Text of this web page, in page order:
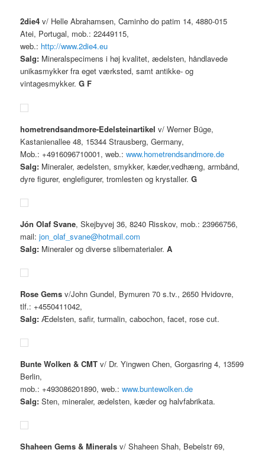
2die4 v/ Helle Abrahamsen, Caminho do patim 14, 4880-015
Atei, Portugal, mob.: 22449115,
web.: http://www.2die4.eu
Salg: Mineralspecimens i høj kvalitet, ædelsten, håndlavede
unikasmykker fra eget værksted, samt antikke- og
vintagesmykker.G F
hometrendsandmore-Edelsteinartikelv/ Werner Büge,
Kastanienallee 48, 15344 Strausberg, Germany,
Mob.: +4916096710001, web.:www.hometrendsandmore.de
Salg: Mineraler, ædelsten, smykker, kæder,vedhæng, armbånd,
dyre figurer, englefigurer, tromlesten og krystaller.G
Jón Olaf Svane, Skejbyvej 36, 8240 Risskov, mob.: 23966756,
mail:jon_olaf_svane@hotmail.com
Salg: Mineraler og diverse slibematerialer.A
Rose Gems v/John Gundel, Bymuren 70 s.tv., 2650 Hvidovre,
tlf.: +4550411042,
Salg: Ædelsten, safir, turmalin, cabochon, facet, rose cut.
Bunte Wolken & CMT v/ Dr. Yingwen Chen, Gorgasring 4, 13599
Berlin,
mob.: +493086201890, web.:www.buntewolken.de
Salg: Sten, mineraler, ædelsten, kæder og halvfabrikata.
Shaheen Gems & Minerals v/ Shaheen Shah, Bebelstr 69,